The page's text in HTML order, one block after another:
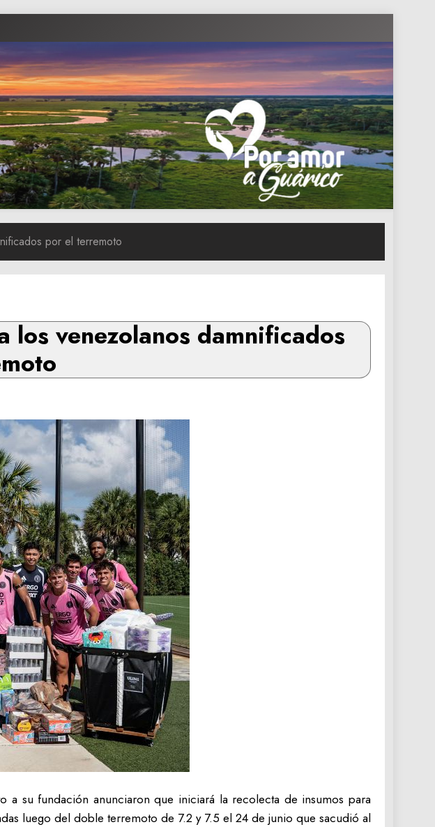
por el terremoto
los venezolanos damnificados
su fundación anunciaron que iniciará la recolecta de insumos para
luego del doble terremoto de 7.2 y 7.5 el 24 de junio que sacudió al